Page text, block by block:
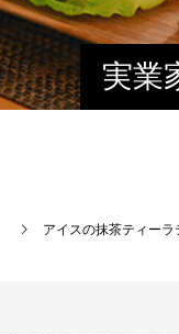
実業
アイスの抹茶ティー